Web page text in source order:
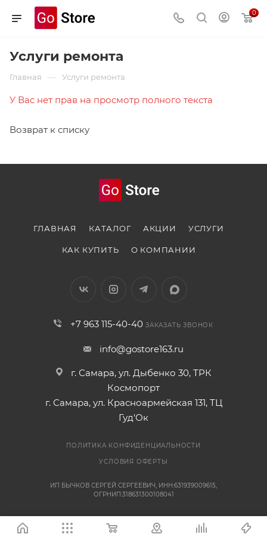
0
Услуги ремонта
Главная — Услуги ремонта
У Вас нет прав на просмотр полного текста
Возврат к списку
ГЛАВНАЯ КАТАЛОГ АКЦИИ УСЛУГИ
КАК КУПИТЬ О КОМПАНИИ
+7 963 115-40-40 ЗАКАЗАТЬ ЗВОНОК
info@gostore163.ru
г. Самара, ул. Дыбенко 30, ТРК
Космопорт
г. Самара, ул. Красноармейская 131, ТЦ
Гуд'Ок
ПОЛИТИКА КОНФИДЕНЦИАЛЬНОСТИ
УСЛОВИЯ ОФЕРТЫ
ИП БЫЧКОВ СЕРГЕЙ СЕРГЕЕВИЧ, ИНН:631939009615,
ОГРНИП:318631300108041